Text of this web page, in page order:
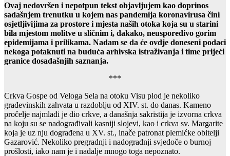
Ovaj nedovršen i nepotpun tekst objavljujem kao doprinos
sadašnjem trenutku u kojem nas pandemija koronavirusa čini
osjetljivijima za prostore i mjesta naših otoka koja su u starini
bila mjestom molitve u sličnim i, dakako, neusporedivo gorim
epidemijama i prilikama. Nadam se da će ovdje doneseni podaci
nekoga potaknuti na buduća arhivska istraživanja i time prijeći
granice dosadašnjih saznanja.
***
Crkva Gospe od Veloga Sela na otoku Visu plod je nekoliko
građevinskih zahvata u razdoblju od XIV. st. do danas. Kameno
pročelje najmlađi je dio crkve, a današnja sakristija je izvorna crkva
na koju su se nadograđivali kasniji slojevi, kao i crkva sv. Margarite
koja je uz nju dograđena u XV. st., inače patronat plemićke obitelji
Gazarović. Nekoliko pregradnji i nadogradnji svjedoče o burnoj
prošlosti, iako nam je i nadalje mnogo toga nepoznato.